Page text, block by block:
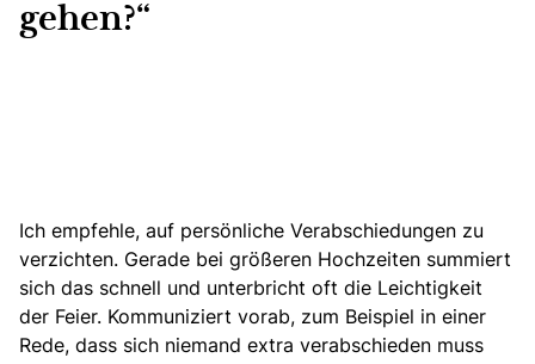
gehen?“
Ich empfehle, auf persönliche Verabschiedungen zu
verzichten. Gerade bei größeren Hochzeiten summiert
sich das schnell und unterbricht oft die Leichtigkeit
der Feier. Kommuniziert vorab, zum Beispiel in einer
Rede, dass sich niemand extra verabschieden muss